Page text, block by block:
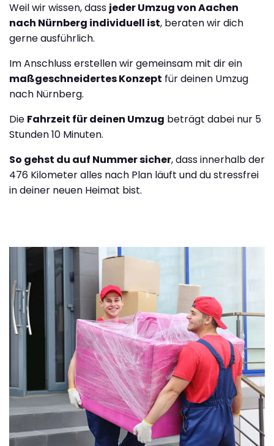
Weil wir wissen, dass jeder Umzug von Aachen
nach Nürnberg individuell ist, beraten wir dich
gerne ausführlich.
Im Anschluss erstellen wir gemeinsam mit dir ein
maßgeschneidertes Konzept für deinen Umzug
nach Nürnberg.
Die Fahrzeit für deinen Umzug beträgt dabei nur 5
Stunden 10 Minuten.
So gehst du auf Nummer sicher, dass innerhalb der
476 Kilometer alles nach Plan läuft und du stressfrei
in deiner neuen Heimat bist.